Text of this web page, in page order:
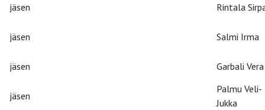
jäsen
Rintala
jäsen Salmi Irma
jäsen Garbali Vera
jäsen
Palmu Veli-
Jukka